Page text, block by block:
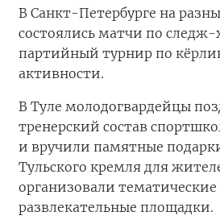
В Санкт-Петербурге на
состоялись матчи по следж-
партийный турнир по
активности.
В Туле молодогвардейцы
тренерский состав
и вручили памятные
Тульского кремля для
организовали
развлекательные площадки.